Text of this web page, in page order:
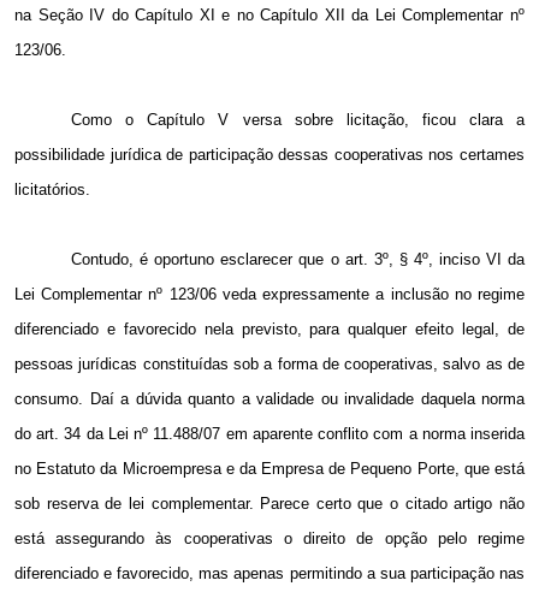
na Seção IV do Capítulo XI e no Capítulo XII da Lei Complementar nº
123/06.
Como o Capítulo V versa sobre licitação, ficou clara a
possibilidade jurídica de participação dessas cooperativas nos certames
licitatórios.
Contudo, é oportuno esclarecer que o art. 3º, § 4º, inciso VI da
Lei Complementar nº 123/06 veda expressamente a inclusão no regime
diferenciado e favorecido nela previsto, para qualquer efeito legal, de
pessoas jurídicas constituídas sob a forma de cooperativas, salvo as de
consumo. Daí a dúvida quanto a validade ou invalidade daquela norma
do art. 34 da Lei nº 11.488/07 em aparente conflito com a norma inserida
no Estatuto da Microempresa e da Empresa de Pequeno Porte, que está
sob reserva de lei complementar. Parece certo que o citado artigo não
está assegurando às cooperativas o direito de opção pelo regime
diferenciado e favorecido, mas apenas permitindo a sua participação nas